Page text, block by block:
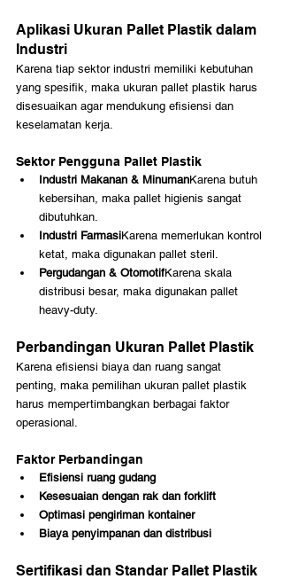
Aplikasi Ukuran Pallet Plastik dalam
Industri
Karena tiap sektor industri memiliki kebutuhan
yang spesifik, maka ukuran pallet plastik harus
disesuaikan agar mendukung efisiensi dan
keselamatan kerja.
Sektor Pengguna Pallet Plastik
Industri Makanan & MinumanKarena butuh
kebersihan, maka pallet higienis sangat
dibutuhkan.
Industri FarmasiKarena memerlukan kontrol
ketat, maka digunakan pallet steril.
Pergudangan & OtomotifKarena skala
distribusi besar, maka digunakan pallet
heavy-duty.
Perbandingan Ukuran Pallet Plastik
Karena efisiensi biaya dan ruang sangat
penting, maka pemilihan ukuran pallet plastik
harus mempertimbangkan berbagai faktor
operasional.
Faktor Perbandingan
Efisiensi ruang gudang
Kesesuaian dengan rak dan forklift
Optimasi pengiriman kontainer
Biaya penyimpanan dan distribusi
Sertifikasi dan Standar Pallet Plastik